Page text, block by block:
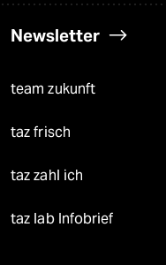
Newsletter
team zukunft
taz frisch
taz zahl ich
taz lab Infobrief